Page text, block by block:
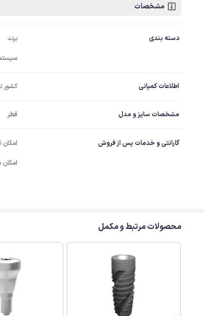
مشخصات
دسته بندی برند
اطلاعات کمپانی کشور
مشخصات سایز و مدل قطر
گارانتی و خدمات پس از فروش
محصولات مرتبط و مکمل